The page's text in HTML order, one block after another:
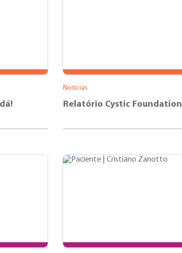
Notícias
Relatório Cystic Foundation